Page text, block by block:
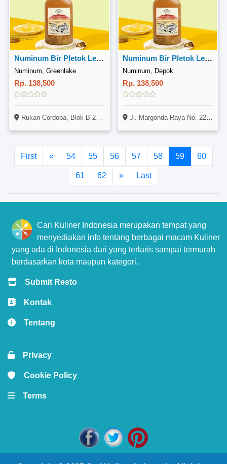
Numinum Bir Pletok Lemongrass 1 Liter
Numinum, Greenlake
Rp. 138,500
Rukan Cordoba, Blok B 23, Jl. Green Lake City Boulevard, Cipondoh, Tangerang
Numinum Bir Pletok Lemongrass 1 Liter
Numinum, Depok
Rp. 138,500
Jl. Margonda Raya No. 224, Beji, Depok
First « 54 55 56 57 58 59 60
61 62 » Last
Cari Kuliner Indonesia merupakan tempat yang
menyediakan info tentang berbagai macam Kuliner
yang ada di Indonesia dari yang terlaris sampai termurah
berdasarkan kota maupun kategori.
Submit Resto
Kontak
Tentang
Privacy
Cookie Policy
Terms